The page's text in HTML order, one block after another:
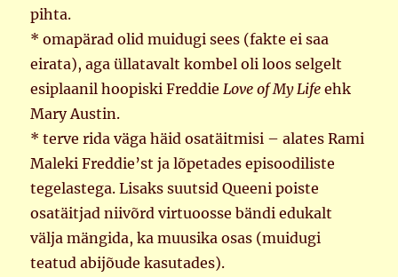
pihta.
* omapärad olid muidugi sees (fakte ei saa
eirata), aga üllatavalt kombel oli loos selgelt
esiplaanil hoopiski FreddieLove of My Lifeehk
Mary Austin.
* terve rida väga häid osatäitmisi – alates Rami
Maleki Freddie’st ja lõpetades episoodiliste
tegelastega. Lisaks suutsid Queeni poiste
osatäitjad niivõrd virtuoosse bändi edukalt
välja mängida, ka muusika osas (muidugi
teatud abijõude kasutades).